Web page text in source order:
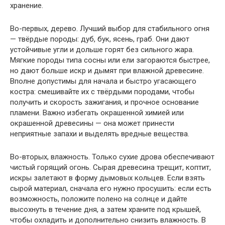
хранение.
Во-первых, дерево. Лучший выбор для стабильного огня
— твёрдые породы: дуб, бук, ясень, граб. Они дают
устойчивые угли и дольше горят без сильного жара.
Мягкие породы типа сосны или ели загораются быстрее,
но дают больше искр и дымят при влажной древесине.
Вполне допустимы для начала и быстро угасающего
костра: смешивайте их с твёрдыми породами, чтобы
получить и скорость зажигания, и прочное основание
пламени. Важно избегать окрашенной химией или
окрашенной древесины — она может принести
неприятные запахи и выделять вредные вещества.
Во-вторых, влажность. Только сухие дрова обеспечивают
чистый горящий огонь. Сырая древесина трещит, коптит,
искры залетают в форму дымовых кольцев. Если взять
сырой материал, сначала его нужно просушить: если есть
возможность, положите полено на солнце и дайте
высохнуть в течение дня, а затем храните под крышей,
чтобы охладить и дополнительно снизить влажность. В